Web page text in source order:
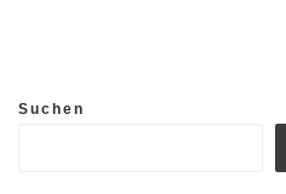
Suchen